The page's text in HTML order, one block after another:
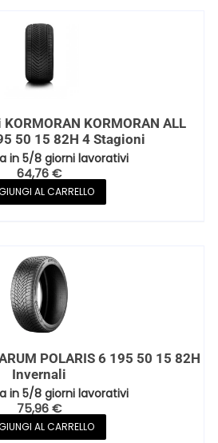
KORMORAN ALL
50 15 82H 4 Stagioni
in 5/8 giorni lavorativi
64,76€
AL CARRELLO
POLARIS 6 195 50 15 82H
Invernali
in 5/8 giorni lavorativi
75,96€
AL CARRELLO